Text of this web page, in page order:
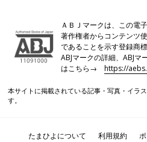
ＡＢＪマークは、この電
著作権者からコンテンツ
であることを示す登録商
ABJマークの詳細、ABJ
はこちら→https://
本サイトに掲載されている記事・写真・イラ
す。
たまひよについて 利用規約